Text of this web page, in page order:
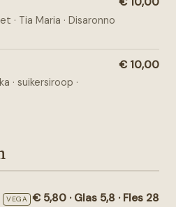
· Tia Maria · Disaronno
· suikersiroop ·
€ 10,00
VEGA € 5,80 · Glas 5,8 · Fles 28